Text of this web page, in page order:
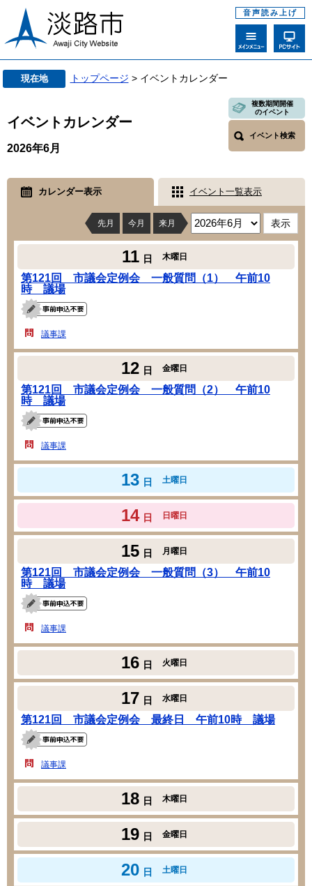
音声読み上げ
現在地 トップページ > イベントカレンダー
イベントカレンダー
複数期間開催
のイベント
イベント検索
2026年6月
カレンダー表示 イベント一覧表示
先月 今月 来月
11 日 木曜日
第121回 市議会定例会 一般質問（1） 午前10
時 議場
議事課
12 日 金曜日
第121回 市議会定例会 一般質問（2） 午前10
時 議場
議事課
13 日 土曜日
14 日 日曜日
15 日 月曜日
第121回 市議会定例会 一般質問（3） 午前10
時 議場
議事課
16 日 火曜日
17 日 水曜日
第121回 市議会定例会 最終日 午前10時 議場
議事課
18 日 木曜日
19 日 金曜日
20 日 土曜日